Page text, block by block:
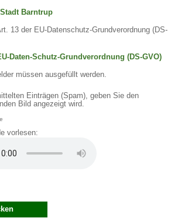
Barntrup
13 der EU-Datenschutz-Grundverordnung (DS-
Daten-Schutz-Grundverordnung (DS-GVO)
müssen ausgefüllt werden.
Einträgen (Spam), geben Sie den
Bild angezeigt wird.
vorlesen: